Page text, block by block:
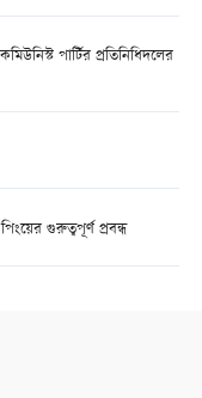
পার্টির প্রতিনিধিদলের
গুরুত্বপূর্ণ প্রবন্ধ